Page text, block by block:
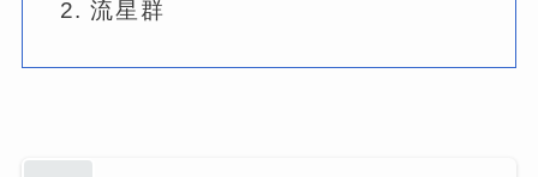
流星群